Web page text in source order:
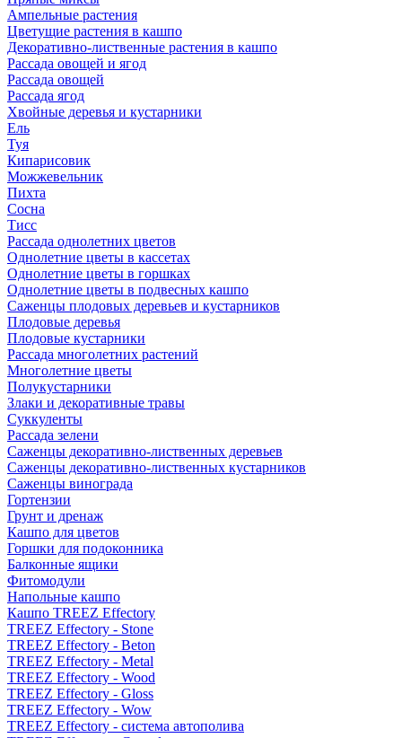
Ампельные растения
Цветущие растения в кашпо
Декоративно-лиственные растения в кашпо
Рассада овощей и ягод
Рассада овощей
Рассада ягод
Хвойные деревья и кустарники
Ель
Туя
Кипарисовик
Можжевельник
Пихта
Сосна
Тисc
Рассада однолетних цветов
Однолетние цветы в кассетах
Однолетние цветы в горшках
Однолетние цветы в подвесных кашпо
Саженцы плодовых деревьев и кустарников
Плодовые деревья
Плодовые кустарники
Рассада многолетних растений
Многолетние цветы
Полукустарники
Злаки и декоративные травы
Суккуленты
Рассада зелени
Саженцы декоративно-лиственных деревьев
Саженцы декоративно-лиственных кустарников
Саженцы винограда
Гортензии
Грунт и дренаж
Кашпо для цветов
Горшки для подоконника
Балконные ящики
Фитомодули
Напольные кашпо
Кашпо TREEZ Effectory
TREEZ Effectory - Stone
TREEZ Effectory - Beton
TREEZ Effectory - Metal
TREEZ Effectory - Wood
TREEZ Effectory - Gloss
TREEZ Effectory - Wow
TREEZ Effectory - система автополива